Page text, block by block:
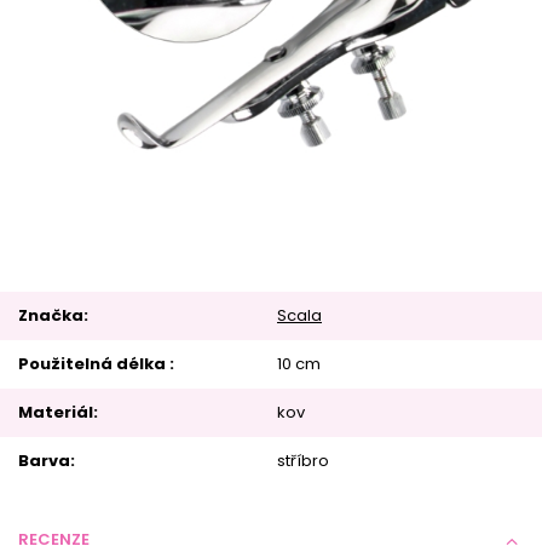
Značka Scala
Použitelná délka 10 cm
Materiál kov
Barva stříbro
RECENZE